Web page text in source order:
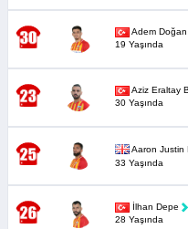
Adem Doğan
19 Yaşında
Aziz Eraltay
30 Yaşında
Aaron Justin
33 Yaşında
İlhan Depe
28 Yaşında